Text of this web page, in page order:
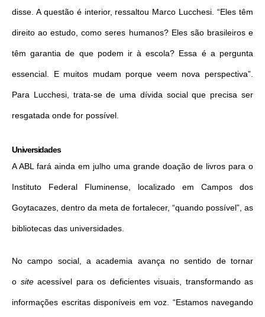
disse. A questão é interior, ressaltou Marco Lucchesi. “Eles têm
direito ao estudo, como seres humanos? Eles são brasileiros e
têm garantia de que podem ir à escola? Essa é a pergunta
essencial. E muitos mudam porque veem nova perspectiva”.
Para Lucchesi, trata-se de uma dívida social que precisa ser
resgatada onde for possível.
Universidades
A ABL fará ainda em julho uma grande doação de livros para o
Instituto Federal Fluminense, localizado em Campos dos
Goytacazes, dentro da meta de fortalecer, “quando possível”, as
bibliotecas das universidades.
No campo social, a academia avança no sentido de tornar
o siteacessível para os deficientes visuais, transformando as
informações escritas disponíveis em voz. “Estamos navegando